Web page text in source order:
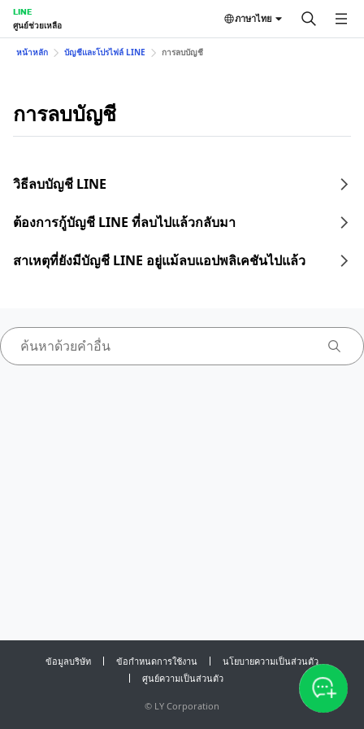
LINE
ศูนย์ช่วยเหลือ
ภาษาไทย
หน้าหลัก บัญชีและโปรไฟล์ LINE การลบบัญชี
การลบบัญชี
วิธีลบบัญชี LINE
ต้องการกู้บัญชี LINE ที่ลบไปแล้วกลับมา
สาเหตุที่ยังมีบัญชี LINE อยู่แม้ลบแอปพลิเคชันไปแล้ว
ข้อมูลบริษัท ข้อกำหนดการใช้งาน
นโยบายความเป็นส่วนตัว
ศูนย์ความเป็นส่วนตัว
© LY Corporation